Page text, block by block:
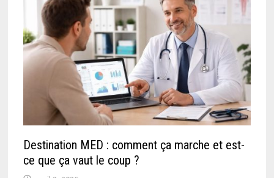
Destination MED : comment ça marche et est-
ce que ça vaut le coup ?